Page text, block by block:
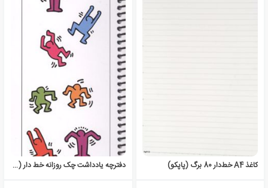
کاغذ A4 خط‌دار 80 برگ (پاپکو) دفترچه یادداشت چک روزانه خط دار (کد 1733)